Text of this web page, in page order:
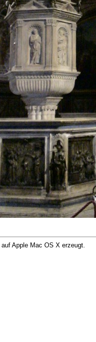
auf Apple Mac OS X erzeugt.